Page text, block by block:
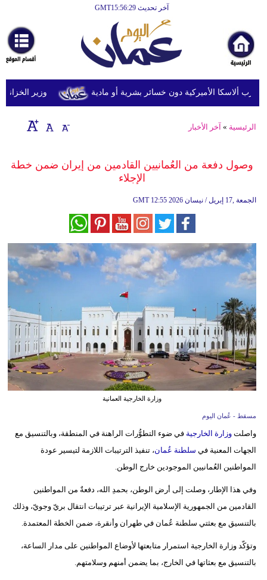
آخر تحديث GMT15:56:29
أخبارعاجلة
رياضة
ثقافة
إقتصاد
وموسيقى
سياحة
وسفر
أخبار
إعلام
تعليم
علوم
وتكنولوجيا
مدوَّنات
أبراج
وزير الخزانة
الرئيسية » آخر الأخبار
وصول دفعة من العُمانيين القادمين من إيران ضمن خطة
الإجلاء
GMT 12:55 2026 الجمعة ,17 إبريل / نيسان
وزارة الخارجية العمانية
مسقط - عُمان اليوم
واصلت وزارة الخارجيةفي ضوء التطوُّرات الراهنة في المنطقة، وبالتنسيق مع
الجهات المعنية في سلطنة عُمان، تنفيذ الترتيبات اللازمة لتيسير عودة
المواطنين العُمانيين الموجودين خارج الوطن.
وفي هذا الإطار، وصلت إلى أرض الوطن، بحمدِ الله، دفعةٌ من المواطنين
القادمين من الجمهورية الإسلامية الإيرانية عبر ترتيبات انتقال بريّ وجويّ، وذلك
بالتنسيق مع بعثتي سلطنة عُمان في طهران وأنقرة، ضمن الخطة المعتمدة.
وتؤكّد وزارة الخارجية استمرار متابعتها لأوضاع المواطنين على مدار الساعة،
بالتنسيق مع بعثاتها في الخارج، بما يضمن أمنهم وسلامتهم.